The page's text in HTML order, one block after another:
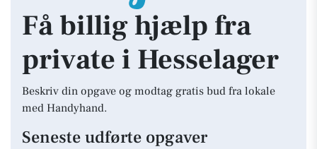
Få billig hjælp fra
private i Hesselager
Beskriv din opgave og modtag gratis bud fra lokale
med Handyhand.
Seneste udførte opgaver